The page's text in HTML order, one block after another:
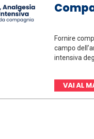
Fornire
campo
intensiva
VAI AL